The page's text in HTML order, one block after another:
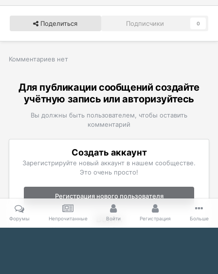
Поделиться Подписчики 0
Комментариев нет
Для публикации сообщений создайте
учётную запись или авторизуйтесь
Вы должны быть пользователем, чтобы оставить
комментарий
Создать аккаунт
Зарегистрируйте новый аккаунт в нашем сообществе.
Это очень просто!
Регистрация нового пользователя
Войти
Уже есть аккаунт? Войти в систему.
Форумы Непрочитанные Войти Регистрация Больше